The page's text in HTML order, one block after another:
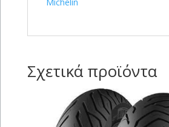
Σχετικά προϊόντα